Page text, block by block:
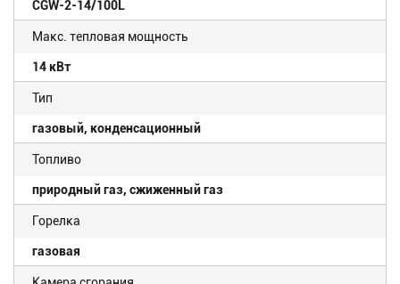
CGW-2-14/100L
Макс. тепловая мощность
14 кВт
Тип
газовый, конденсационный
Топливо
природный газ, сжиженный газ
Горелка
газовая